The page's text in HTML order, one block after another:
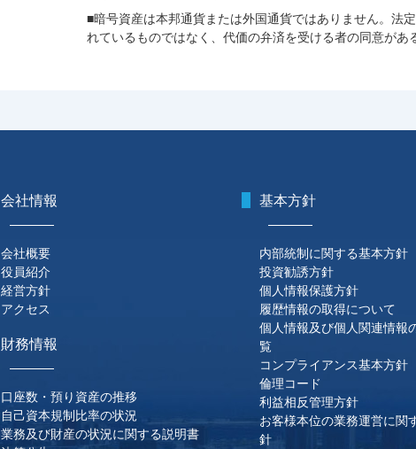
■暗号資産は本邦通貨または外国通貨ではありません。法
れているものではなく、代価の弁済を受ける者の同意があ
会社情報
会社概要
役員紹介
経営方針
アクセス
財務情報
口座数・預り資産の推移
自己資本規制比率の状況
業務及び財産の状況に関する説明書
基本方針
内部統制に関する基本方針
投資勧誘方針
個人情報保護方針
履歴情報の取得について
個人情報及び個人関連情報
覧
コンプライアンス基本方針
倫理コード
利益相反管理方針
お客様本位の業務運営に関
針